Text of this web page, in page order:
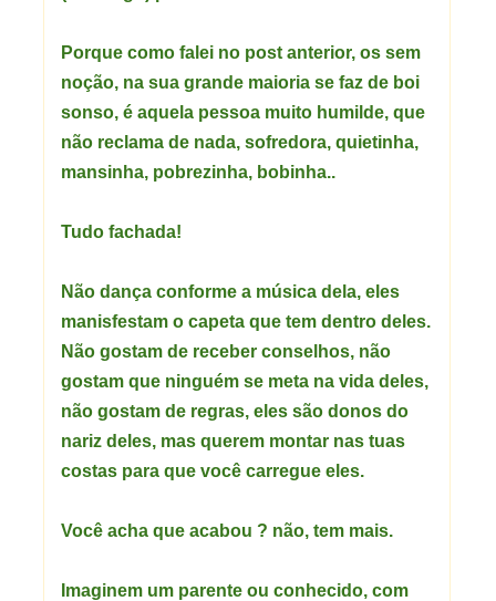
Porque como falei no post anterior, os sem
noção, na sua grande maioria se faz de boi
sonso, é aquela pessoa muito humilde, que
não reclama de nada, sofredora, quietinha,
mansinha, pobrezinha, bobinha..
Tudo fachada!
Não dança conforme a música dela, eles
manisfestam o capeta que tem dentro deles.
Não gostam de receber conselhos, não
gostam que ninguém se meta na vida deles,
não gostam de regras, eles são donos do
nariz deles, mas querem montar nas tuas
costas para que você carregue eles.
Você acha que acabou ? não, tem mais.
Imaginem um parente ou conhecido, com